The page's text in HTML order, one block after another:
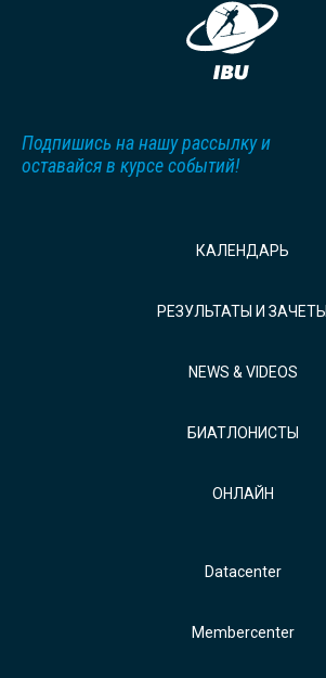
Подпишись на нашу рассылку и
оставайся в курсе событий!
КАЛЕНДАРЬ
РЕЗУЛЬТАТЫ И ЗАЧЕТЫ
NEWS & VIDEOS
БИАТЛОНИСТЫ
ОНЛАЙН
Datacenter
Membercenter